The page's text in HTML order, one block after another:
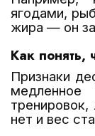
ягодами,
жира — он
Как понять,
Признаки
нет и вес